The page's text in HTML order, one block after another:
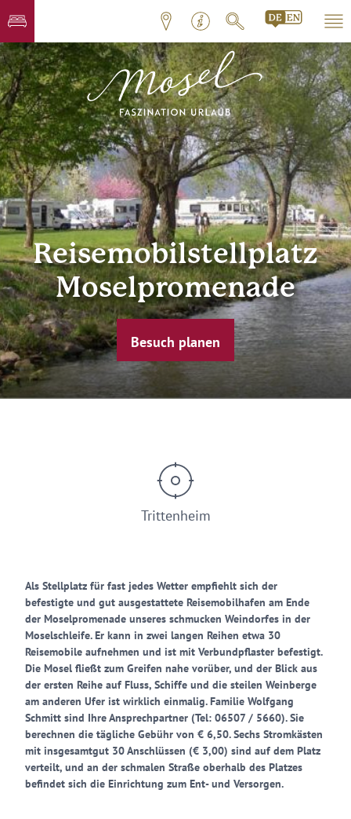
Reisemobilstellplatz
Moselpromenade
Besuch planen
Trittenheim
Als Stellplatz für fast jedes Wetter empfiehlt sich der
befestigte und gut ausgestattete Reisemobilhafen am Ende
der Moselpromenade unseres schmucken Weindorfes in der
Moselschleife. Er kann in zwei langen Reihen etwa 30
Reisemobile aufnehmen und ist mit Verbundpflaster befestigt.
Die Mosel fließt zum Greifen nahe vorüber, und der Blick aus
der ersten Reihe auf Fluss, Schiffe und die steilen Weinberge
am anderen Ufer ist wirklich einmalig. Familie Wolfgang
Schmitt sind Ihre Ansprechpartner (Tel: 06507 / 5660). Sie
berechnen die tägliche Gebühr von € 6,50. Sechs Stromkästen
mit insgesamtgut 30 Anschlüssen (€ 3,00) sind auf dem Platz
verteilt, und an der schmalen Straße oberhalb des Platzes
befindet sich die Einrichtung zum Ent- und Versorgen.